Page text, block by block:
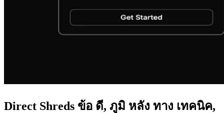
Direct Shreds ข้อ ดี, ภูมิ หลัง ทาง เทคนิค,